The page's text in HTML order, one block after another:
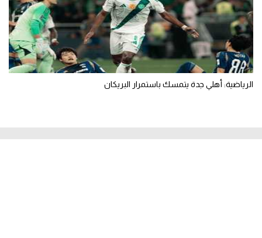
الرياضية: أهلي جدة يتمسك باستمرار البريكان